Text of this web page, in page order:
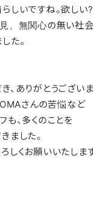
しいですね。欲しい
、無関心の無い社会
た。
、ありがとうございま
さんの苦悩など
も、多くのことを
ました。
しくお願いいたします